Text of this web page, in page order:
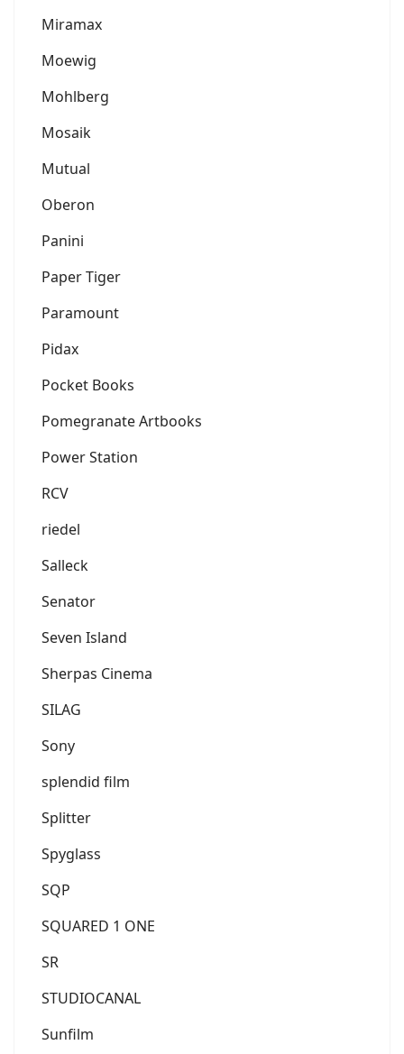
Miramax
Moewig
Mohlberg
Mosaik
Mutual
Oberon
Panini
Paper Tiger
Paramount
Pidax
Pocket Books
Pomegranate Artbooks
Power Station
RCV
riedel
Salleck
Senator
Seven Island
Sherpas Cinema
SILAG
Sony
splendid film
Splitter
Spyglass
SQP
SQUARED 1 ONE
SR
STUDIOCANAL
Sunfilm